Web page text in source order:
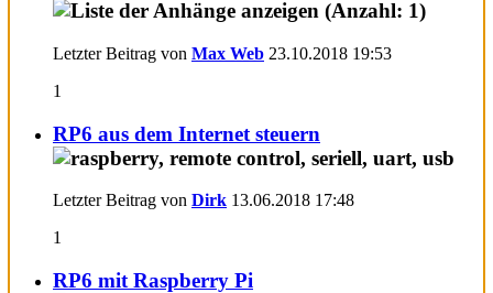
Letzter Beitrag von Max Web 23.10.2018 19:53
1
RP6 aus dem Internet steuern
Letzter Beitrag von Dirk 13.06.2018 17:48
1
RP6 mit Raspberry Pi